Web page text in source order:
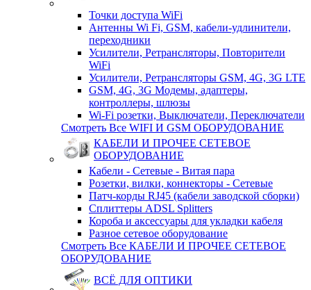
Точки доступа WiFi
Антенны Wi Fi, GSM, кабели-удлинители,
переходники
Усилители, Ретрансляторы, Повторители
WiFi
Усилители, Ретрансляторы GSM, 4G, 3G LTE
GSM, 4G, 3G Модемы, адаптеры,
контроллеры, шлюзы
Wi-Fi розетки, Выключатели, Переключатели
Смотреть Все WIFI И GSM ОБОРУДОВАНИЕ
КАБЕЛИ И ПРОЧЕЕ СЕТЕВОЕ
ОБОРУДОВАНИЕ
Кабели - Сетевые - Витая пара
Розетки, вилки, коннекторы - Сетевые
Патч-корды RJ45 (кабели заводской сборки)
Сплиттеры ADSL Splitters
Короба и аксессуары для укладки кабеля
Разное сетевое оборудование
Смотреть Все КАБЕЛИ И ПРОЧЕЕ СЕТЕВОЕ
ОБОРУДОВАНИЕ
ВСЁ ДЛЯ ОПТИКИ